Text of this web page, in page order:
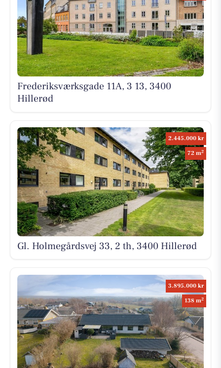
Frederiksværksgade 11A, 3 13, 3400
Hillerød
2.445.000 kr
72 m2
Gl. Holmegårdsvej 33, 2 th, 3400 Hillerød
3.895.000 kr
138 m2